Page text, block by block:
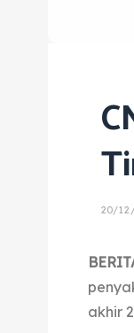
20/
akhir